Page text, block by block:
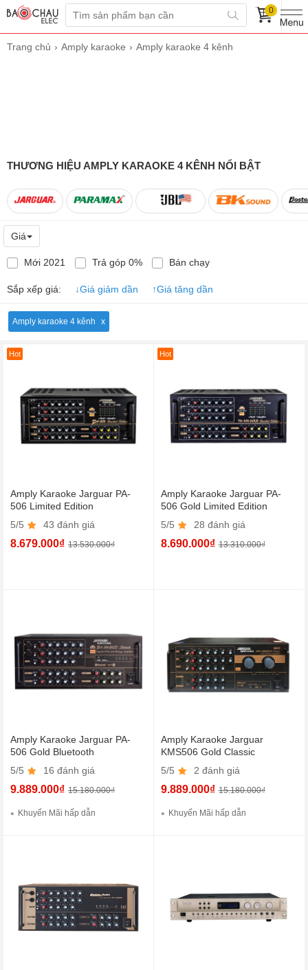
0
Trang chủ Amply karaoke Amply karaoke 4 kênh
THƯƠNG HIỆU AMPLY KARAOKE 4 KÊNH NỔI BẬT
Giá
Mới 2021 Trả góp 0% Bán chạy
Sắp xếp giá: ↓Giá giảm dần ↑Giá tăng dần
Amply karaoke 4 kênh
Amply Karaoke Jarguar PA-
506 Limited Edition
5/5
43 đánh giá
8.679.000₫ 13.530.000₫
Hot
Amply Karaoke Jarguar PA-
506 Gold Limited Edition
5/5
28 đánh giá
8.690.000₫ 13.310.000₫
Hot
Amply Karaoke Jarguar PA-
506 Gold Bluetooth
5/5
16 đánh giá
9.889.000₫ 15.180.000₫
Khuyến Mãi hấp dẫn
Amply Karaoke Jarguar
KMS506 Gold Classic
5/5
2 đánh giá
9.889.000₫ 15.180.000₫
Khuyến Mãi hấp dẫn